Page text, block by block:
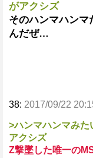
がアクシズ
そのハンマハンマ
んだぜ…
38: 2017/09/22
>ハンマハンマみ
アクシズ
Z撃墜した唯一の